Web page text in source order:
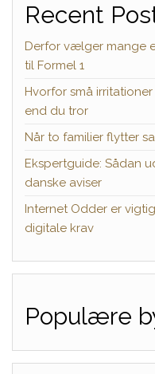
Recent
Derfor vælger mange
til Formel 1
Hvorfor små
end du tror
Når to familier flytter
Ekspertguide: Sådan
danske aviser
Internet Odder er
digitale krav
Populære